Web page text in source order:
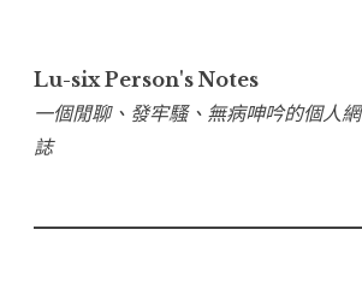
至
內
容
Lu-six Person's Notes
一個閒聊、發牢騷、無病呻吟的個人網
誌